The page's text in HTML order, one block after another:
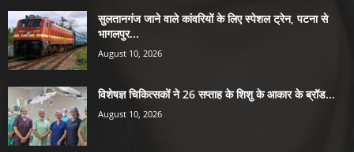
सुलतानगंज जाने वाले कांवरियों के लिए स्पेशल ट्रेन, पटना से
भागलपुर...
August 10, 2026
विशेषज्ञ चिकित्सकों ने 26 सप्ताह के शिशु के आकार के ब्रॉड...
August 10, 2026